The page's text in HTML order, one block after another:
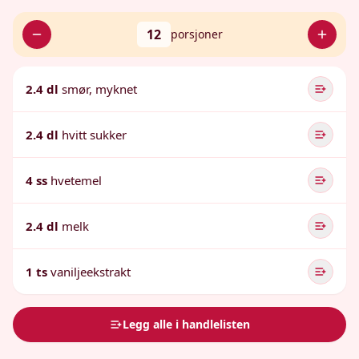
12 porsjoner
2.4 dl smør, myknet
2.4 dl hvitt sukker
4 ss hvetemel
2.4 dl melk
1 ts vaniljeekstrakt
Legg alle i handlelisten